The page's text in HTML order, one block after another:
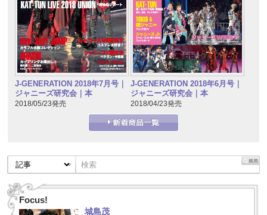
J-GENERATION 2018年7月号｜
ジャニーズ研究会｜本
2018/05/23発売
J-GENERATION 2018年6月号｜
ジャニーズ研究会｜本
2018/04/23発売
Focus!
城島茂